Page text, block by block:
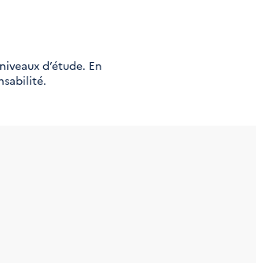
d’étude. En